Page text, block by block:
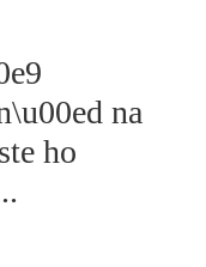
na
ho